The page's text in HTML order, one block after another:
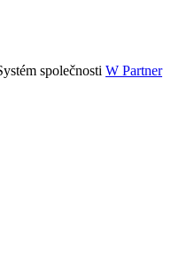
společnosti W Partner